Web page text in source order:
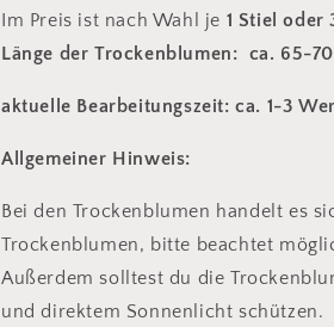
Im Preis ist nach Wahl je 1 Stiel oder
Länge der Trockenblumen: ca. 65-
aktuelle Bearbeitungszeit: ca. 1-3
Allgemeiner Hinweis:
Bei den Trockenblumen handelt es
Trockenblumen, bitte beachtet
Außerdem solltest du die
und direktem Sonnenlicht schützen.